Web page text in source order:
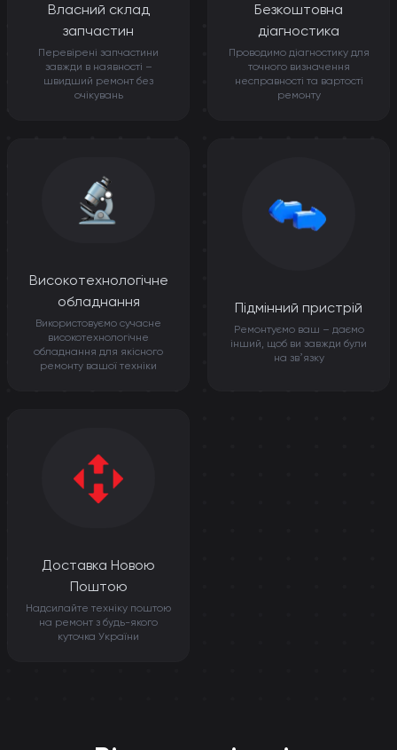
Власний склад
запчастин
Перевірені запчастини
завжди в наявності –
швидший ремонт без
очікувань
Безкоштовна
діагностика
Проводимо діагностику для
точного визначення
несправності та вартості
ремонту
Високотехнологічне
обладнання
Використовуємо сучасне
високотехнологічне
обладнання для якісного
ремонту вашої техніки
Підмінний пристрій
Ремонтуємо ваш – даємо
інший, щоб ви завжди були
на звʼязку
Доставка Новою
Поштою
Надсилайте техніку поштою
на ремонт з будь-якого
куточка України